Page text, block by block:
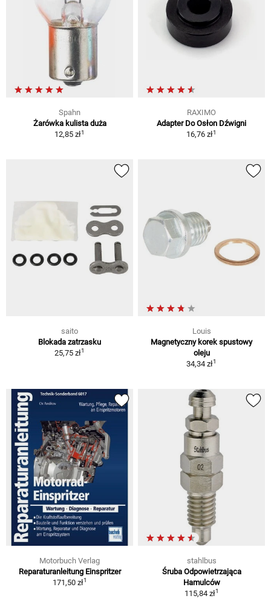
Spahn
Żarówka kulista duża
12,85 zł1
RAXIMO
Adapter Do Osłon Dźwigni
16,76 zł1
saito
Blokada zatrzasku
25,75 zł1
Louis
Magnetyczny korek spustowy
oleju
34,34 zł1
Motorbuch Verlag
Reparaturanleitung Einspritzer
171,50 zł1
stahlbus
Śruba Odpowietrzająca
Hamulców
115,84 zł1